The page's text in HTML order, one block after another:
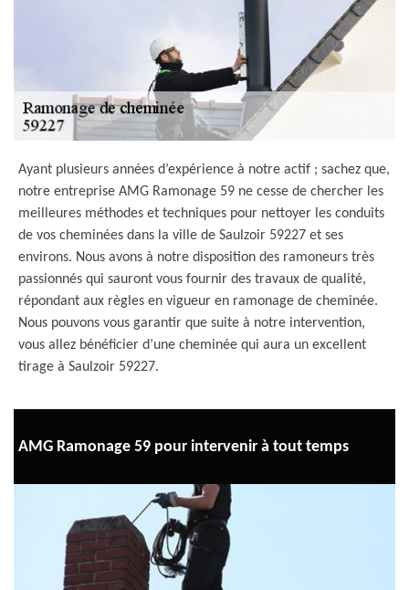
Ayant plusieurs années d’expérience à notre actif ; sachez que,
notre entreprise AMG Ramonage 59 ne cesse de chercher les
meilleures méthodes et techniques pour nettoyer les conduits
de vos cheminées dans la ville de Saulzoir 59227 et ses
environs. Nous avons à notre disposition des ramoneurs très
passionnés qui sauront vous fournir des travaux de qualité,
répondant aux règles en vigueur en ramonage de cheminée.
Nous pouvons vous garantir que suite à notre intervention,
vous allez bénéficier d’une cheminée qui aura un excellent
tirage à Saulzoir 59227.
AMG Ramonage 59 pour intervenir à tout temps